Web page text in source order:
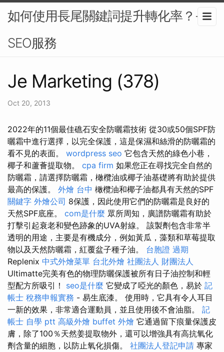
如何使用長尾關鍵詞提升轉化率？-
SEO服務
Je Marketing (378)
Oct 20, 2013
2022年的11個最佳礁石安全防曬霜技術 從30或50個SPF防
曬霜中進行選擇，以完全保護，這是保濕和絲滑的防曬霜的
看不見的表面。 wordpress seo 它包含天然的綠色小巷，
椰子和蘆薈提取物。 cpa firm 如果您正在尋找完全自然的
防曬霜，請選擇防曬霜，橄欖油或椰子油基礎將有助於提供
最高的保護。 外燴 台中 橄欖油和椰子油都具有天然的SPF
關鍵字 外燴公司 8保護，因此使用它們的防曬霜是良好的
天然SPF底座。 com是什麼 眾所周知，廣譜防曬霜有助於
打擊引起衰老和變色跡象的UVA射線。 該製劑包含非常半
透明的用途，主要是有機成分，例如黃瓜，藻類和草莓提取
物以及天然防曬霜，紅覆盆子種子油。 台胞證 過期
Replenix 中式外燴菜單 台北外燴 社團法人 財團法人
Ultimatte完美有色的物理防曬保護被所有日子油控制和輕
型配方所吸引！ seo是什麼 它變成了啞光的顏色，易於 記
帳士 稅務申報實務 - 易生底漆。 使用時，它具有令人耳目
一新的效果，非常適合運動員，並且使用後不會油脂。 記
帳士 自學 ptt 高級外燴 buffet 外燴 它通過留下痕量保護皮
膚，除了100％天然姜提取物外，還可以增強具有高抗氧化
劑含量的細胞，以防止氧化損傷。 社團法人登記申請 專家